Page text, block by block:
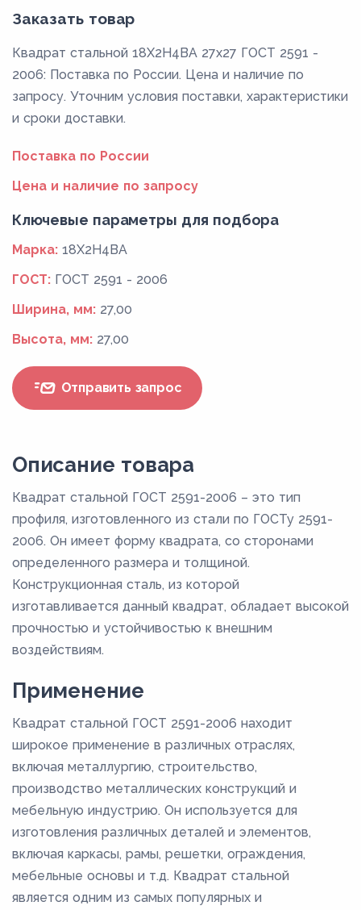
Заказать товар
Квадрат стальной 18Х2Н4ВА 27x27 ГОСТ 2591 -
2006: Поставка по России. Цена и наличие по
запросу. Уточним условия поставки, характеристики
и сроки доставки.
Поставка по России
Цена и наличие по запросу
Ключевые параметры для подбора
Марка: 18Х2Н4ВА
ГОСТ: ГОСТ 2591 - 2006
Ширина, мм: 27,00
Высота, мм: 27,00
Отправить запрос
Описание товара
Квадрат стальной ГОСТ 2591-2006 – это тип
профиля, изготовленного из стали по ГОСТу 2591-
2006. Он имеет форму квадрата, со сторонами
определенного размера и толщиной.
Конструкционная сталь, из которой
изготавливается данный квадрат, обладает высокой
прочностью и устойчивостью к внешним
воздействиям.
Применение
Квадрат стальной ГОСТ 2591-2006 находит
широкое применение в различных отраслях,
включая металлургию, строительство,
производство металлических конструкций и
мебельную индустрию. Он используется для
изготовления различных деталей и элементов,
включая каркасы, рамы, решетки, ограждения,
мебельные основы и т.д. Квадрат стальной
является одним из самых популярных и